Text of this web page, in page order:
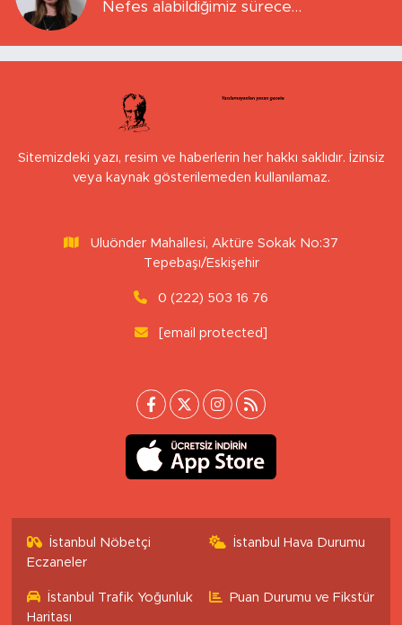
Nefes alabildiğimiz sürece…
Sitemizdeki yazı, resim ve haberlerin her hakkı saklıdır. İzinsiz
veya kaynak gösterilemeden kullanılamaz.
Uluönder Mahallesi, Aktüre Sokak No:37
Tepebaşı/Eskişehir
0 (222) 503 16 76
[email protected]
İstanbul Nöbetçi
Eczaneler
İstanbul Hava Durumu
İstanbul Trafik Yoğunluk
Haritası
Puan Durumu ve Fikstür